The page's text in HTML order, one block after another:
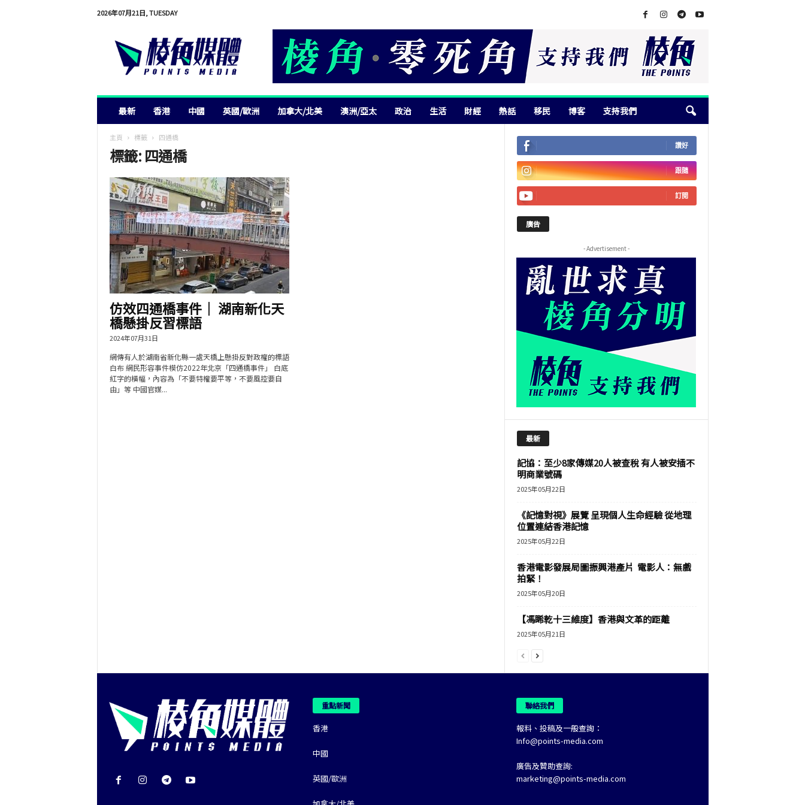
2026年07月21日, TUESDAY
最新 香港 中國 英國/歐洲 加拿大/北美 澳洲/亞太 政治 生活 財經 熱話 移民 博客 支持我們
主頁 標籤 四通橋
標籤: 四通橋
仿效四通橋事件｜ 湖南新化天
橋懸掛反習標語
2024年07月31日
網傳有人於湖南省新化縣一處天橋上懸掛反對政權的標語
白布 網民形容事件模仿2022年北京「四通橋事件」 白底
紅字的橫幅，內容為「不要特權要平等，不要風控要自
由」等 中國官媒...
讚好
跟隨
訂閱
廣告
- Advertisement -
最新
記協：至少8家傳媒20人被查稅 有人被安插不
明商業號碼
2025年05月22日
《記憶對視》展覽 呈現個人生命經驗 從地理
位置連結香港記憶
2025年05月22日
香港電影發展局圖振興港產片 電影人：無戲
拍緊！
2025年05月20日
【馮睎乾十三維度】香港與文革的距離
2025年05月21日
重點新聞
香港
中國
英國/歐洲
聯絡我們
報料、投稿及一般查詢：
Info@points-media.com
廣告及贊助查詢:
marketing@points-media.com